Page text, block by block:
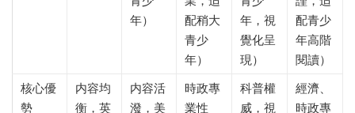
年）
配稍大
青少
年）
年，視
覺化呈
現）
配青少
年高階
閱讀）
核心優
勢
内容均
衡，英
内容活
潑，美
時政專
業性
科普權
威，視
經濟、
時政專